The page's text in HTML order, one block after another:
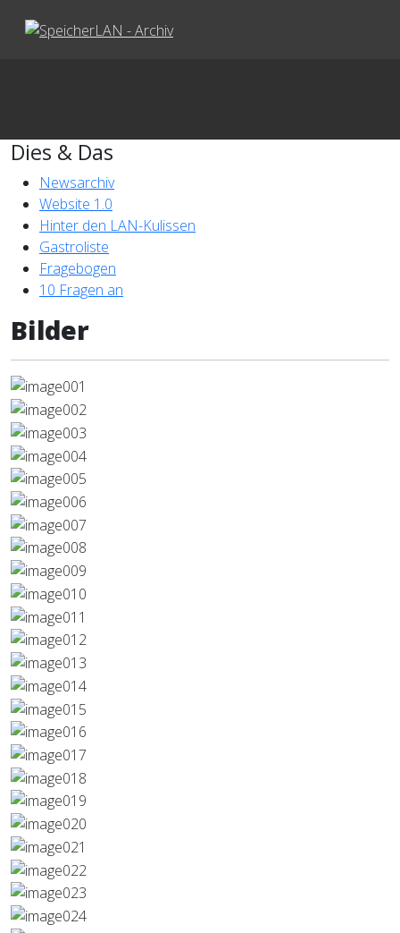
Dies & Das
Newsarchiv
Website 1.0
Hinter den LAN-Kulissen
Gastroliste
Fragebogen
10 Fragen an
Bilder